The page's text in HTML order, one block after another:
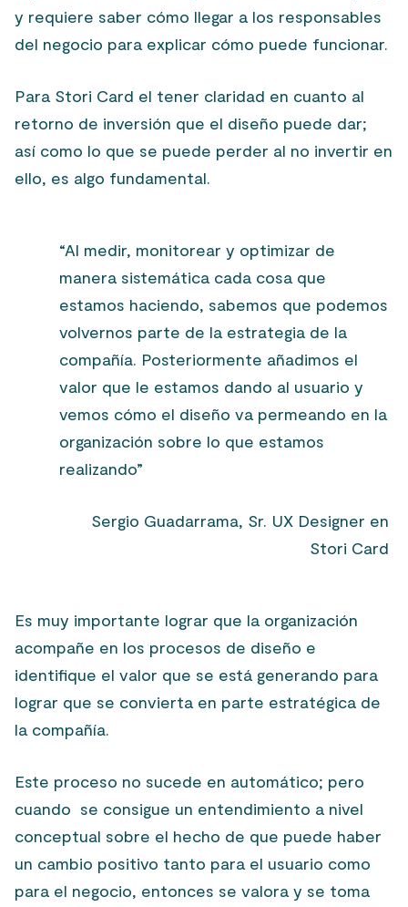
y requiere saber cómo llegar a los responsables
del negocio para explicar cómo puede funcionar.
Para Stori Card el tener claridad en cuanto al
retorno de inversión que el diseño puede dar;
así como lo que se puede perder al no invertir en
ello, es algo fundamental.
“Al medir, monitorear y optimizar de
manera sistemática cada cosa que
estamos haciendo, sabemos que podemos
volvernos parte de la estrategia de la
compañía. Posteriormente añadimos el
valor que le estamos dando al usuario y
vemos cómo el diseño va permeando en la
organización sobre lo que estamos
realizando”
Sergio Guadarrama, Sr. UX Designer en
Stori Card
Es muy importante lograr que la organización
acompañe en los procesos de diseño e
identifique el valor que se está generando para
lograr que se convierta en parte estratégica de
la compañía.
Este proceso no sucede en automático; pero
cuando se consigue un entendimiento a nivel
conceptual sobre el hecho de que puede haber
un cambio positivo tanto para el usuario como
para el negocio, entonces se valora y se toma